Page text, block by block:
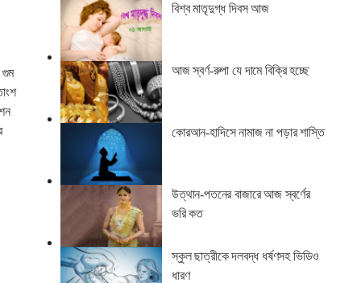
গুম
বিশ্ব মাতৃদুগ্ধ দিবস আজ
আজ স্বর্ণ-রুপা যে দামে বিক্রি হচ্ছে
কোরআন-হাদিসে নামাজ না পড়ার শাস্তি
উত্থান-পতনের বাজারে আজ স্বর্ণের
ভরি কত
স্কুল ছাত্রীকে দলবদ্ধ ধর্ষণসহ ভিডিও
ধারণ